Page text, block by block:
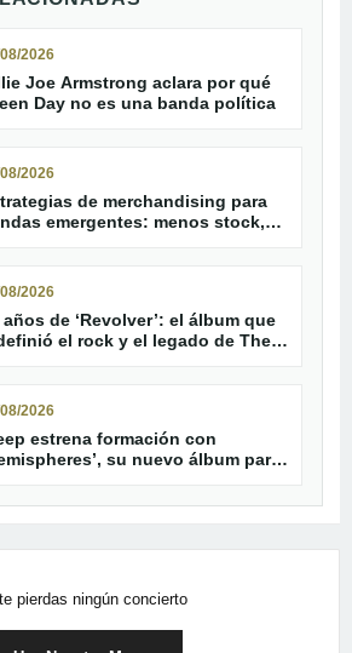
2026
Joe Armstrong aclara por qué
Day no es una banda política
2026
de merchandising para
emergentes: menos stock,
2026
años de ‘Revolver’: el álbum que
el rock y el legado de The
2026
estrena formación con
su nuevo álbum para
pierdas ningún concierto